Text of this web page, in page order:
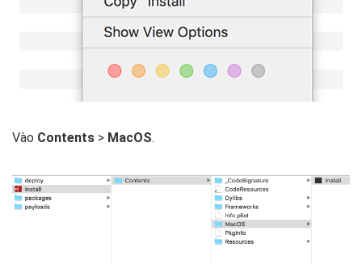
Vào Contents > MacOS.